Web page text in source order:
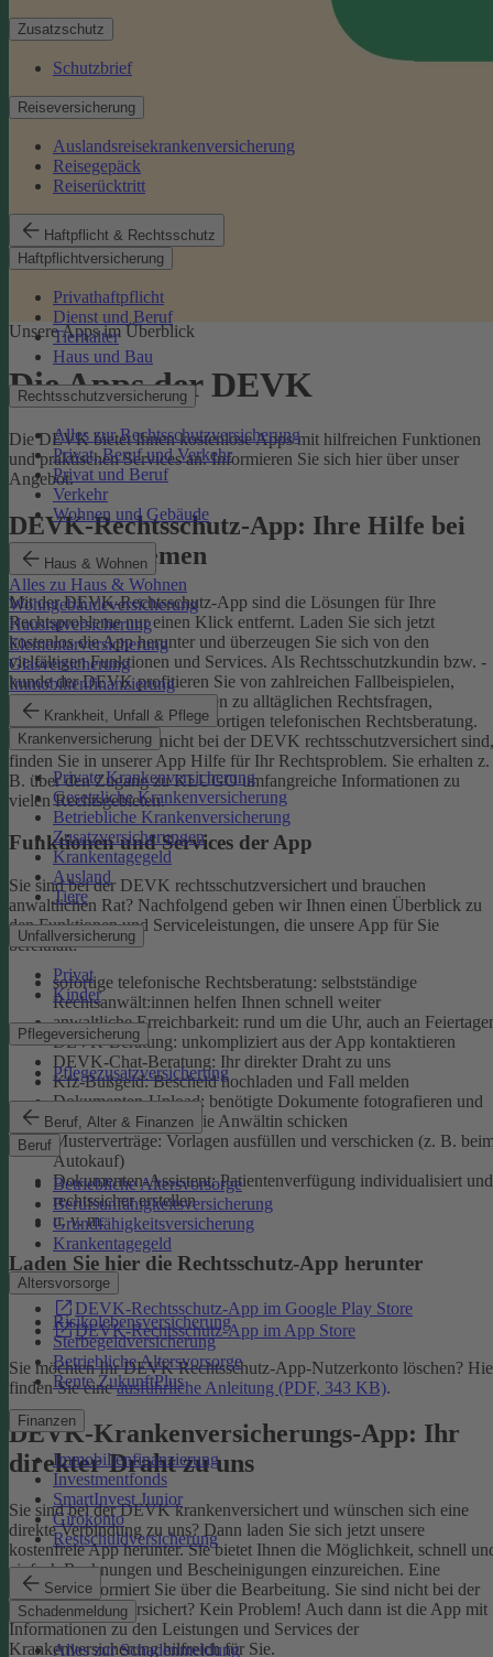
Zusatzschutz
Schutzbrief
Reiseversicherung
Auslandsreisekrankenversicherung
Reisegepäck
Reiserücktritt
Haftpflicht & Rechtsschutz
Haftpflichtversicherung
Privathaftpflicht
Dienst und Beruf
Tierhalter
Haus und Bau
Rechtsschutzversicherung
Alles zur Rechtsschutzversicherung
Privat, Beruf und Verkehr
Privat und Beruf
Verkehr
Wohnen und Gebäude
Haus & Wohnen
Alles zu Haus & Wohnen
Wohngebäudeversicherung
Hausratversicherung
Elementarversicherung
Glasversicherung
Immobilienfinanzierung
Krankheit, Unfall & Pflege
Krankenversicherung
Private Krankenversicherung
Gesetzliche Krankenversicherung
Betriebliche Krankenversicherung
Zusatzversicherungen
Krankentagegeld
Ausland
Tiere
Unfallversicherung
Privat
Kinder
Pflegeversicherung
Pflegezusatzversicherung
Beruf, Alter & Finanzen
Beruf
Betriebliche Altersvorsorge
Berufsunfähigkeitsversicherung
Grundfähigkeitsversicherung
Krankentagegeld
Altersvorsorge
Risikolebensversicherung
Sterbegeldversicherung
Betriebliche Altersvorsorge
Rente ZukunftPlus
Finanzen
Immobilienfinanzierung
Investmentfonds
SmartInvest Junior
Girokonto
Restschuldversicherung
Service
Schadenmeldung
Alles zur Schadenmeldung
Unsere Apps im Überblick
Die Apps der DEVK
Die DEVK bietet Ihnen kostenlose Apps mit hilfreichen Funktionen
und praktischen Services an. Informieren Sie sich hier über unser
Angebot.
DEVK-Rechtsschutz-App: Ihre Hilfe bei
Rechtsproblemen
Mit der DEVK-Rechtsschutz-App sind die Lösungen für Ihre
Rechtsprobleme nur einen Klick entfernt. Laden Sie sich jetzt
kostenlos die App herunter und überzeugen Sie sich von den
vielfältigen Funktionen und Services. Als Rechtsschutzkundin bzw. -
kunde der DEVK profitieren Sie von zahlreichen Fallbeispielen,
informativen Ratgeberbeiträgen zu alltäglichen Rechtsfragen,
Musterverträgen und einer sofortigen telefonischen Rechtsberatung.
Aber auch, wenn Sie nicht bei der DEVK rechtsschutzversichert sind,
finden Sie in unserer App Hilfe für Ihr Rechtsproblem. Sie erhalten z.
B. über den Zugang zu KLUGO umfangreiche Informationen zu
vielen Rechtsgebieten.
Funktionen und Services der App
Sie sind bei der DEVK rechtsschutzversichert und brauchen
anwaltlichen Rat? Nachfolgend geben wir Ihnen einen Überblick zu
den Funktionen und Serviceleistungen, die unsere App für Sie
bereithält:
sofortige telefonische Rechtsberatung: selbstständige
Rechtsanwält:innen helfen Ihnen schnell weiter
anwaltliche Erreichbarkeit: rund um die Uhr, auch an
DEVK-Beratung: unkompliziert aus der App kontaktieren
DEVK-Chat-Beratung: Ihr direkter Draht zu uns
Kfz-Bußgeld: Bescheid hochladen und Fall melden
Dokumenten-Upload: benötigte Dokumente fotografieren und
an den Anwalt oder die Anwältin schicken
Musterverträge: Vorlagen ausfüllen und verschicken (z. B.
Autokauf)
Dokumenten-Assistent: Patientenverfügung individualisiert und
rechtssicher erstellen
u. v. m.
Laden Sie hier die Rechtsschutz-App herunter
DEVK-Rechtsschutz-App im Google Play Store
DEVK-Rechtsschutz-App im App Store
Sie möchten Ihr DEVK Rechtsschutz-App-Nutzerkonto löschen?
finden Sie eineausführliche Anleitung (PDF, 343 KB).
DEVK-Krankenversicherungs-App: Ihr
direkter Draht zu uns
Sie sind bei der DEVK krankenversichert und wünschen sich eine
direkte Verbindung zu uns? Dann laden Sie sich jetzt unsere
kostenfreie App herunter. Sie bietet Ihnen die Möglichkeit, schnell
einfach Rechnungen und Bescheinigungen einzureichen. Eine
Nachricht informiert Sie über die Bearbeitung. Sie sind nicht bei der
DEVK krankenversichert? Kein Problem! Auch dann ist die App mit
Informationen zu den Leistungen und Services der
Krankenversicherung hilfreich für Sie.